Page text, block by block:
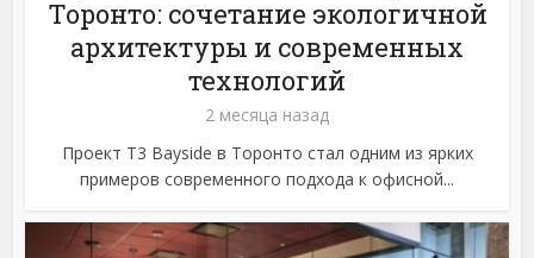
Торонто: сочетание экологичной
архитектуры и современных
технологий
2 месяца назад
Проект T3 Bayside в Торонто стал одним из ярких
примеров современного подхода к офисной...